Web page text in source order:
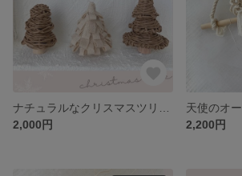
2,000円
2,200円